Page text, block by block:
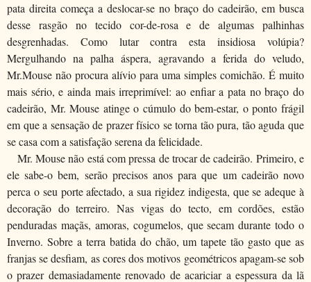
pata direita começa a deslocar-se no braço do cadeirão, em busca
desse rasgão no tecido cor-de-rosa e de algumas palhinhas
desgrenhadas. Como lutar contra esta insidiosa volúpia?
Mergulhando na palha áspera, agravando a ferida do veludo,
Mr.Mouse não procura alívio para uma simples comichão. É muito
mais sério, e ainda mais irreprimível: ao enfiar a pata no braço do
cadeirão, Mr. Mouse atinge o cúmulo do bem-estar, o ponto frágil
em que a sensação de prazer físico se torna tão pura, tão aguda que
se casa com a satisfação serena da felicidade.
Mr. Mouse não está com pressa de trocar de cadeirão. Primeiro, e
ele sabe-o bem, serão precisos anos para que um cadeirão novo
perca o seu porte afectado, a sua rigidez indigesta, que se adeque à
decoração do terreiro. Nas vigas do tecto, em cordões, estão
penduradas maçãs, amoras, cogumelos, que secam durante todo o
Inverno. Sobre a terra batida do chão, um tapete tão gasto que as
franjas se desfiam, as cores dos motivos geométricos apagam-se sob
o prazer demasiadamente renovado de acariciar a espessura da lã